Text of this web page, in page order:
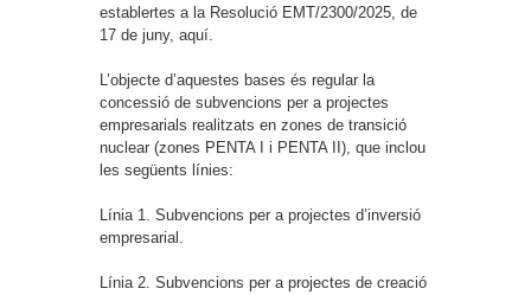
establertes a la Resolució EMT/2300/2025, de
17 de juny, aquí.
L’objecte d’aquestes bases és regular la
concessió de subvencions per a projectes
empresarials realitzats en zones de transició
nuclear (zones PENTA I i PENTA II), que inclou
les següents línies:
Línia 1. Subvencions per a projectes d’inversió
empresarial.
Línia 2. Subvencions per a projectes de creació